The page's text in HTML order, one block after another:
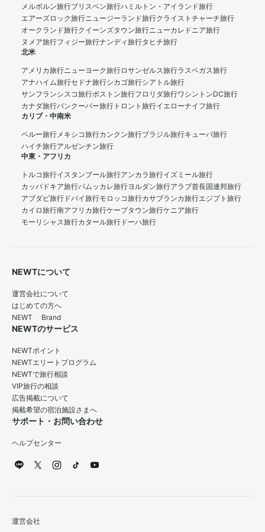
メルボルン旅行ブリスベン旅行ハミルトン・アイランド旅行
エアーズロック旅行ニュージーランド旅行クライストチャーチ旅行
オークランド旅行クイーンズタウン旅行ニューカレドニア旅行
ヌメア旅行フィジー旅行ナンディ旅行タヒチ旅行
北米
アメリカ旅行ニューヨーク旅行ロサンゼルス旅行ラスベガス旅行
アナハイム旅行セドナ旅行シカゴ旅行シアトル旅行
サンフランシスコ旅行ボストン旅行フロリダ旅行ワシントンDC旅行
カナダ旅行バンクーバー旅行 トロント旅行イエローナイフ旅行
カリブ・中南米
ペルー旅行メキシコ旅行カンクン旅行ブラジル旅行キューバ旅行
ハイチ旅行アルゼンチン旅行
中東・アフリカ
トルコ旅行イスタンブール旅行アンカラ旅行イズミール旅行
カッパドキア旅行パムッカレ旅行ヨルダン旅行アラブ首長国連邦旅行
アブダビ旅行 ドバイ旅行モロッコ旅行カサブランカ旅行エジプト旅行
カイロ旅行南アフリカ旅行ケープタウン旅行ケニア旅行
モーリシャス旅行カタール旅行 ドーハ旅行
NEWTについて
運営会社について
はじめての方へ
NEWT Brand
NEWTのサービス
NEWTポイント
NEWTエリートプログラム
NEWTで旅行相談
VIP旅行の相談
広告掲載について
掲載希望の宿泊施設さまへ
サポート・お問い合わせ
ヘルプセンター
運営会社